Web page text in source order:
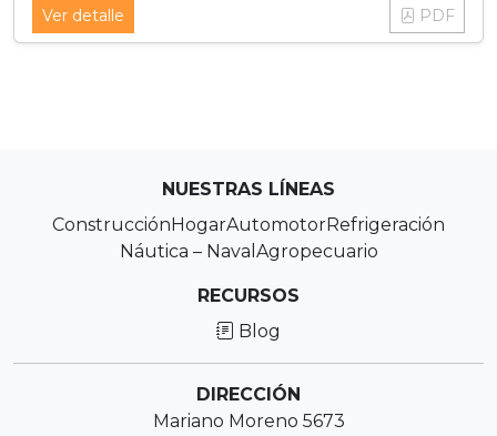
Ver detalle PDF
NUESTRAS LÍNEAS
ConstrucciónHogarAutomotorRefrigeración
Náutica – Naval Agropecuario
RECURSOS
Blog
DIRECCIÓN
Mariano Moreno 5673